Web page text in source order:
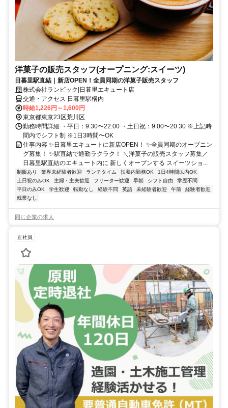
洋菓子の販売スタッフ(オープニング:スイーツ)
日暮里駅直結｜新店OPEN！全員同期の洋菓子販売スタッフ
株式会社ランビック|日暮里エキュート店
交通・アクセス 日暮里駅構内
時給1,226円～1,600円
東京都東京23区荒川区
勤務時間詳細 ・平日：9:30〜22:00 ・土日祝：9:00〜20:30 ※上記時
間内でシフト制 ※1日3時間〜OK
仕事内容 ✨日暮里エキュートに新店OPEN！ ✨全員同期のオープニン
グ募集！ ✨駅直結で通勤ラクラク！ ＼洋菓子の販売スタッフ募集／
日暮里駅直結のエキュート内に 新しくオープンする スイーツショ...
制服あり 業界未経験者歓迎 ランチタイム 扶養内勤務OK
1日4時間以内OK
土日祝のみOK
主婦・主夫歓迎 フリーター歓迎 早朝 シフト自由
学歴不問
平日のみOK
学生歓迎 転勤なし 経験不問 英語 未経験者歓迎 午前
経験者歓迎
残業なし
同じ企業の求人
正社員